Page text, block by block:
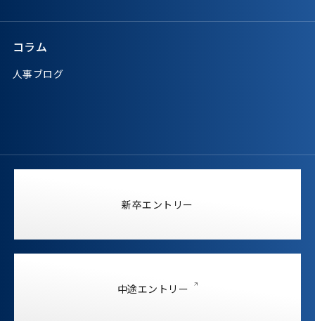
コラム
人事ブログ
新卒エントリー
中途エントリー